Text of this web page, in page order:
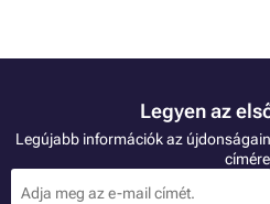
Legyen az
Legújabb információk az
címére